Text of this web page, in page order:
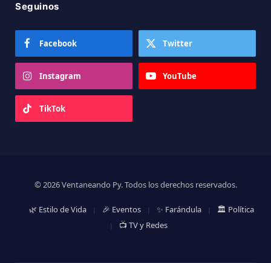
Seguinos
Facebook Twitter
Instagram YouTube
TikTok
© 2026 Ventaneando Py. Todos los derechos reservados.
🌿 Estilo de Vida 🎉 Eventos ✨ Farándula
🏛️ Política
📺 TV y Redes